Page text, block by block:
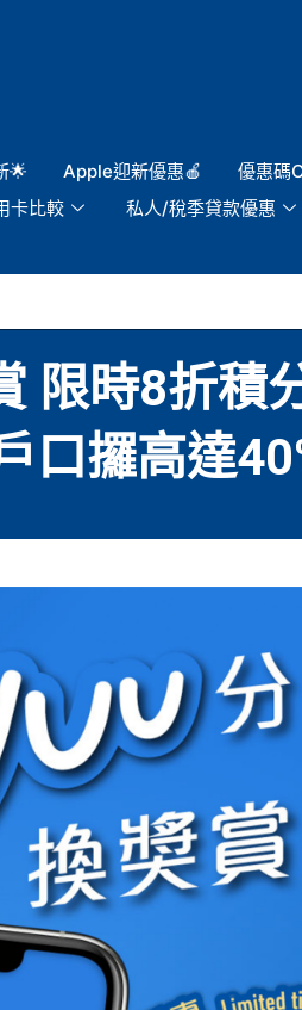
🌟 Apple迎新優惠🍎 優惠碼
卡比較 私人/稅季貸款優惠
限時8折
攞高達